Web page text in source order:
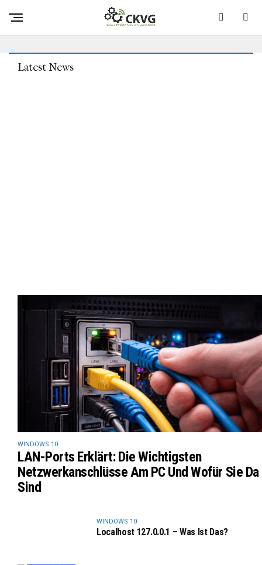
Das Scheitern Der Russischen Cyberangriffe Auf Die
Ukraine Ist Eine Wichtige Lektion Für NCSC
Latest News
WINDOWS 10
LAN-Ports Erklärt: Die Wichtigsten
Netzwerkanschlüsse Am PC Und Wofür Sie Da
Sind
WINDOWS 10
Localhost 127.0.0.1 – Was Ist Das?